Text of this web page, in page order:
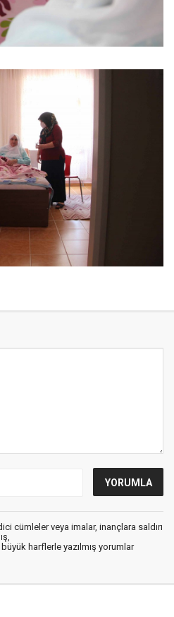
cümleler veya imalar, inançlara saldırı
harflerle yazılmış yorumlar